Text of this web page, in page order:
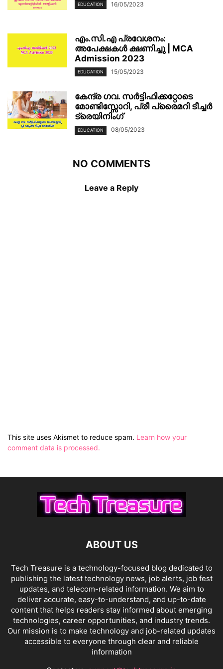
EDUCATION 16/05/2023
എം.സി.എ പ്രവേശനം:
അപേക്ഷകൾ ക്ഷണിച്ചു | MCA
Admission 2023
EDUCATION 15/05/2023
കേന്ദ്ര ഗവ. സർട്ടിഫിക്കറ്റോടെ
മോണ്ടിസ്സോറി, പ്രീ പ്രൈമറി ടീച്ചർ
ട്രെയിനിംഗ്
EDUCATION 08/05/2023
NO COMMENTS
Leave a Reply
This site uses Akismet to reduce spam. Learn how your
comment data is processed.
ABOUT US
Tech Treasure is a technology-focused blog dedicated to
publishing the latest technology news, job alerts, job fest
updates, and telecom-related information. We aim to
deliver accurate, easy-to-understand, and up-to-date
content that helps readers stay informed about emerging
technologies, career opportunities, and industry trends.
Our mission is to make technology and job-related updates
accessible to everyone through clear and reliable
information